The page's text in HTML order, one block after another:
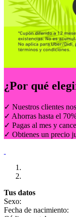
¿Por qué
✓ Nuestros clientes
✓ Ahorras hasta el
✓ Pagas al mes y
✓ Obtienes un precio
Tus datos
Sexo:
Fecha de nacimiento: